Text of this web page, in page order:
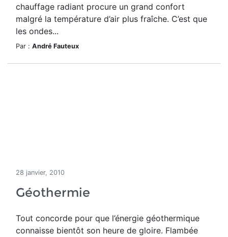
chauffage radiant procure un grand confort
malgré la température d’air plus fraîche. C’est que
les ondes...
Par : André Fauteux
28 janvier, 2010
Géothermie
Tout concorde pour que l’énergie géothermique
connaisse bientôt son heure de gloire. Flambée